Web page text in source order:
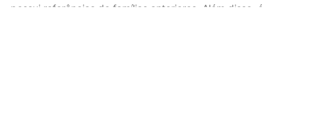
possui referências de famílias anteriores. Além disso, é